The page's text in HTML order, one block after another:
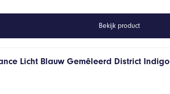
Bekijk product
Licht Blauw Gemêleerd District Indigo